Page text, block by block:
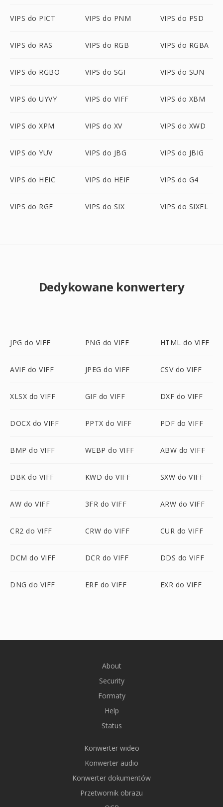
VIPS do PICT VIPS do PNM VIPS do PSD
VIPS do RAS VIPS do RGB VIPS do RGBA
VIPS do RGBO VIPS do SGI VIPS do SUN
VIPS do UYVY VIPS do VIFF VIPS do XBM
VIPS do XPM VIPS do XV VIPS do XWD
VIPS do YUV VIPS do JBG VIPS do JBIG
VIPS do HEIC VIPS do HEIF VIPS do G4
VIPS do RGF VIPS do SIX VIPS do SIXEL
Dedykowane konwertery
JPG do VIFF PNG do VIFF HTML do VIFF
AVIF do VIFF JPEG do VIFF CSV do VIFF
XLSX do VIFF GIF do VIFF DXF do VIFF
DOCX do VIFF PPTX do VIFF PDF do VIFF
BMP do VIFF WEBP do VIFF ABW do VIFF
DBK do VIFF KWD do VIFF SXW do VIFF
AW do VIFF 3FR do VIFF ARW do VIFF
CR2 do VIFF CRW do VIFF CUR do VIFF
DCM do VIFF DCR do VIFF DDS do VIFF
DNG do VIFF ERF do VIFF EXR do VIFF
About
Security
Formaty
Help
Status
Konwerter wideo
Konwerter audio
Konwerter dokumentów
Przetwornik obrazu